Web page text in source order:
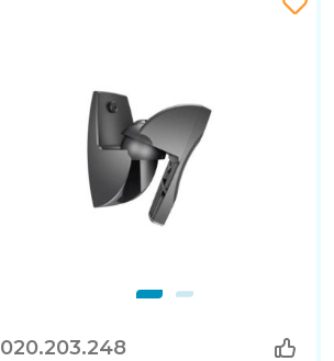
020.203.248